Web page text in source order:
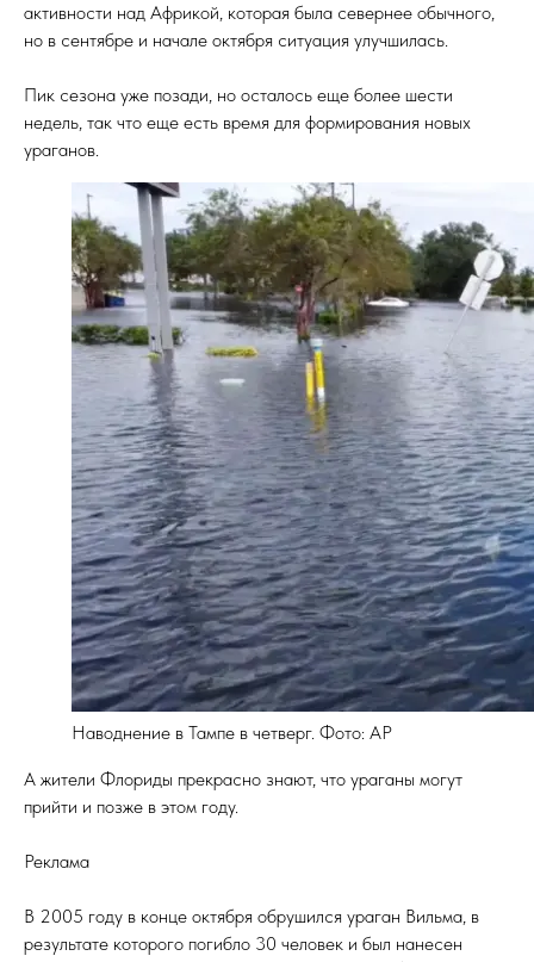
активности над Африкой, которая была севернее обычного,
но в сентябре и начале октября ситуация улучшилась.
Пик сезона уже позади, но осталось еще более шести
недель, так что еще есть время для формирования новых
ураганов.
Наводнение в Тампе в четверг. Фото: AP
А жители Флориды прекрасно знают, что ураганы могут
прийти и позже в этом году.
Реклама
В 2005 году в конце октября обрушился ураган Вильма, в
результате которого погибло 30 человек и был нанесен